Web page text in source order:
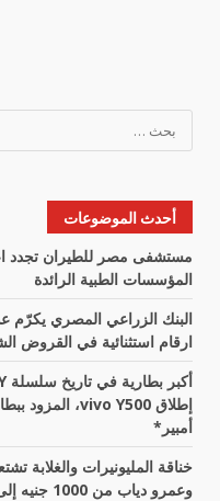
عن:
أحدث الموضوعات
المؤسسات الطبية الرائدة
البنك الزراعي المصري يكرّم
ارقام استثنائية في القروض
أمبير*
خناقة المليونيرات
وعمرو دياب من 1000 جنيه إلى نصف مليون